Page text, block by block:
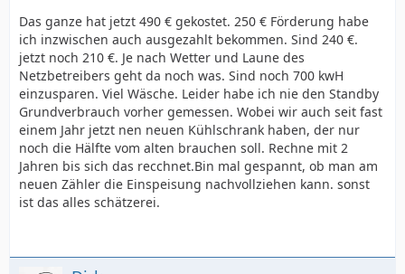
Das ganze hat jetzt 490 € gekostet. 250 € Förderung habe
ich inzwischen auch ausgezahlt bekommen. Sind 240 €.
jetzt noch 210 €. Je nach Wetter und Laune des
Netzbetreibers geht da noch was. Sind noch 700 kwH
einzusparen. Viel Wäsche. Leider habe ich nie den Standby
Grundverbrauch vorher gemessen. Wobei wir auch seit fast
einem Jahr jetzt nen neuen Kühlschrank haben, der nur
noch die Hälfte vom alten brauchen soll. Rechne mit 2
Jahren bis sich das recchnet.Bin mal gespannt, ob man am
neuen Zähler die Einspeisung nachvollziehen kann. sonst
ist das alles schätzerei.